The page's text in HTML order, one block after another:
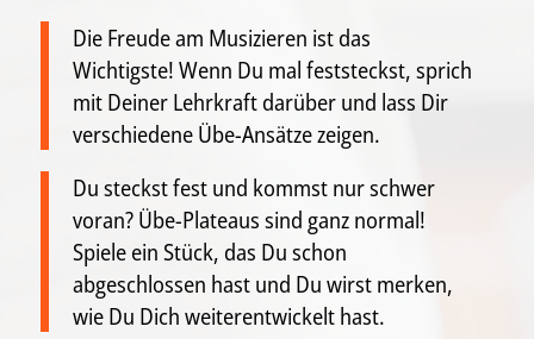
Die Freude am Musizieren ist das
Wichtigste! Wenn Du mal feststeckst, sprich
mit Deiner Lehrkraft darüber und lass Dir
verschiedene Übe-Ansätze zeigen.
Du steckst fest und kommst nur schwer
voran? Übe-Plateaus sind ganz normal!
Spiele ein Stück, das Du schon
abgeschlossen hast und Du wirst merken,
wie Du Dich weiterentwickelt hast.